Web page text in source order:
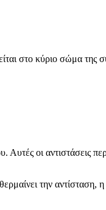
στο κύριο σώμα της
Αυτές οι αντιστάσεις
την